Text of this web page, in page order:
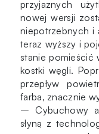
przyjaznych
nowej wersji
niepotrzebnych i
teraz wyższy i
stanie pomieścić
kostki węgli.
przepływ
farba, znacznie
– Cybuchowy
słyną z